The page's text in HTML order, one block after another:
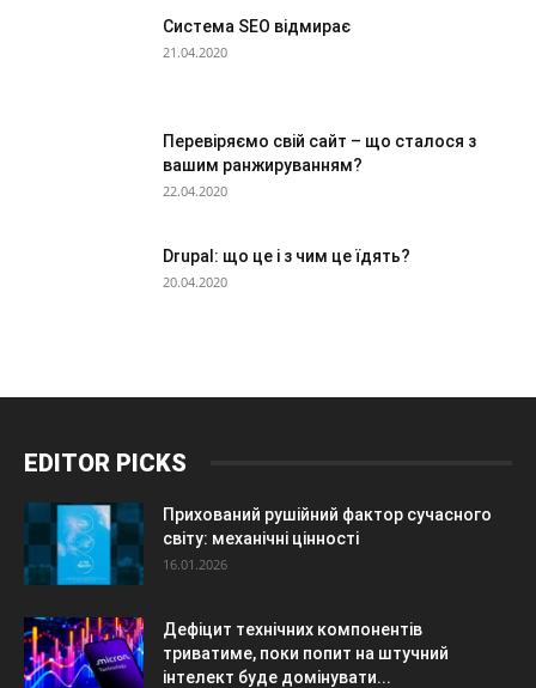
Система SEO відмирає
21.04.2020
Перевіряємо свій сайт – що сталося з
вашим ранжируванням?
22.04.2020
Drupal: що це і з чим це їдять?
20.04.2020
EDITOR PICKS
Прихований рушійний фактор сучасного
світу: механічні цінності
16.01.2026
Дефіцит технічних компонентів
триватиме, поки попит на штучний
інтелект буде домінувати...